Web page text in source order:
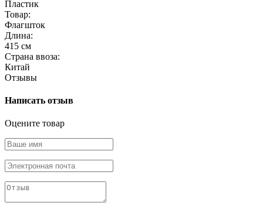
Пластик
Товар:
Флагшток
Длина:
415 см
Страна ввоза:
Китай
Отзывы
Написать отзыв
Оцените товар